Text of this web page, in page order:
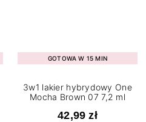
GOTOWA W 15 MIN
3w1 lakier hybrydowy One
Mocha Brown 07 7,2 ml
42,99 zł